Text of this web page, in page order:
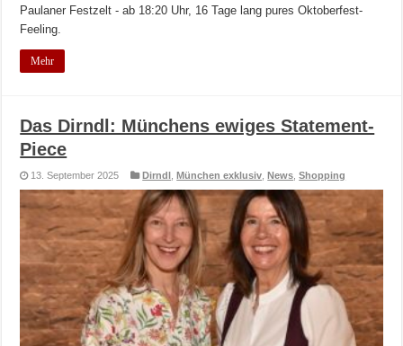
Paulaner Festzelt - ab 18:20 Uhr, 16 Tage lang pures Oktoberfest-
Feeling.
Mehr
Das Dirndl: Münchens ewiges Statement-
Piece
13. September 2025 Dirndl München exklusiv News ,Shopping